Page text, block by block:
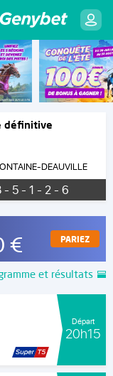
définitive
DEAUVILLE
- 5 - 1 - 2 - 6
€ PARIEZ
et résultats
Départ
20h15